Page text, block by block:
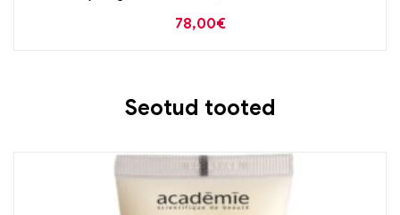
78,00€
Seotud tooted